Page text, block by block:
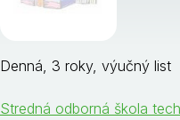
Denná, 3 roky, výučný list
Stredná odborná škola